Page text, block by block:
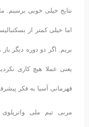
نتایج خیلی خوبی برسیم.
اما خیلی کمتر از
بریم. اگر دو دوره دیگر
یعنی عملا هیچ کاری
قهرمانی آسیا به فکر
مربی تیم ملی